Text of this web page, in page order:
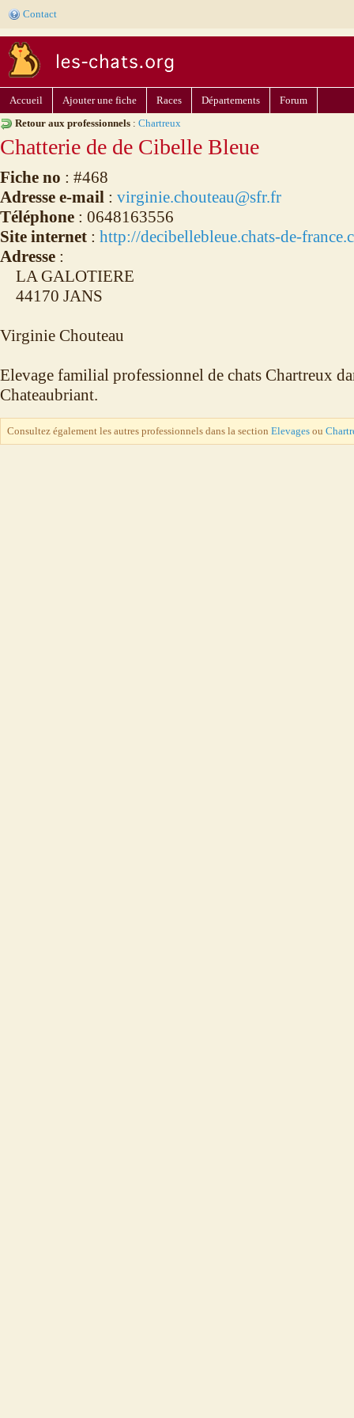
Contact
Accueil Ajouter une fiche Races Départements
Forum
Retour aux professionnels : Chartreux
Chatterie de de Cibelle Bleue
Fiche no : #468
Adresse e-mail : virginie.chouteau@sfr.fr
Téléphone : 0648163556
Site internet : http://decibellebleue.chats-de-
Adresse :
LA GALOTIERE
44170 JANS
Virginie Chouteau
Elevage familial professionnel de chats Chartreux
Chateaubriant.
Consultez également les autres professionnels dans la section Elevages ou